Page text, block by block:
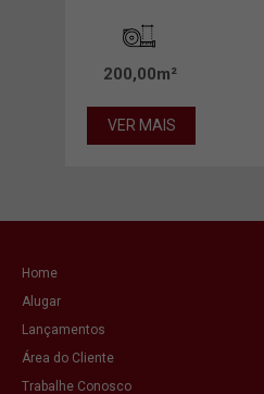
200,00m²
VER MAIS
Home
Alugar
Lançamentos
Área do Cliente
Trabalhe Conosco